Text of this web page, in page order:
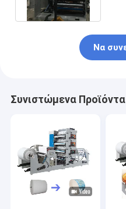
Να
Συνιστώμενα Προϊόντα